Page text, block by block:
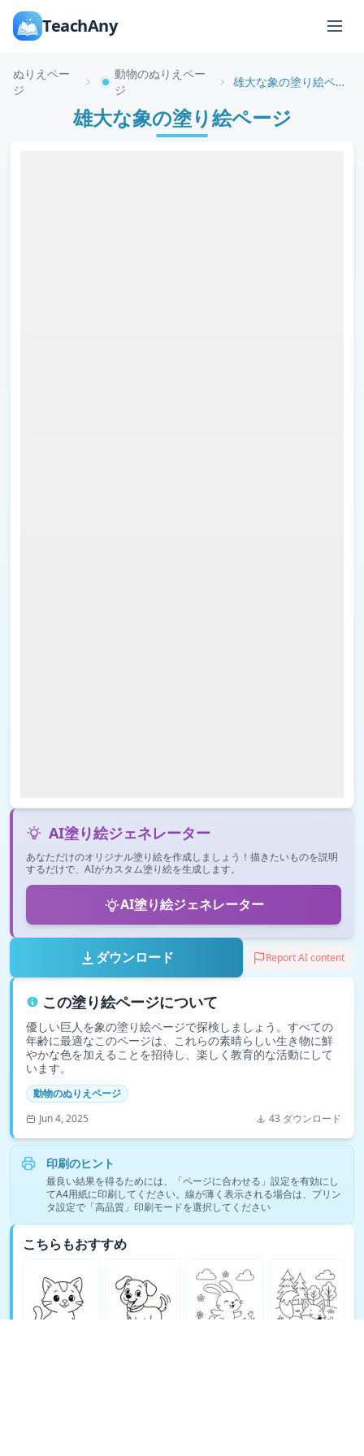
TeachAny
ぬりえペー
ジ
動物のぬりえペー
ジ
雄大な象の塗り絵ページ
雄大な象の塗り絵ページ
AI塗り絵ジェネレーター
あなただけのオリジナル塗り絵を作成しましょう！描きたいものを説明
するだけで、AIがカスタム塗り絵を生成します。
AI塗り絵ジェネレーター
ダウンロード Report AI content
この塗り絵ページについて
優しい巨人を象の塗り絵ページで探検しましょう。すべての
年齢に最適なこのページは、これらの素晴らしい生き物に鮮
やかな色を加えることを招待し、楽しく教育的な活動にして
います。
動物のぬりえページ
Jun 4, 2025
43 ダウンロード
印刷のヒント
最良い結果を得るためには、「ページに合わせる」設定を有効にし
てA4用紙に印刷してください。線が薄く表示される場合は、プリン
タ設定で「高品質」印刷モードを選択してください
こちらもおすすめ